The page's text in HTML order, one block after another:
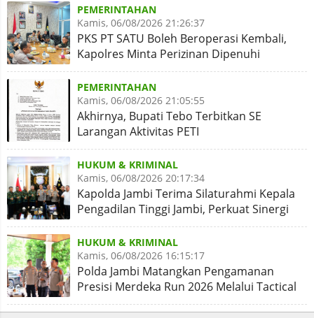
PEMERINTAHAN
Kamis, 06/08/2026 21:26:37
PKS PT SATU Boleh Beroperasi Kembali,
Kapolres Minta Perizinan Dipenuhi
PEMERINTAHAN
Kamis, 06/08/2026 21:05:55
Akhirnya, Bupati Tebo Terbitkan SE
Larangan Aktivitas PETI
HUKUM & KRIMINAL
Kamis, 06/08/2026 20:17:34
Kapolda Jambi Terima Silaturahmi Kepala
Pengadilan Tinggi Jambi, Perkuat Sinergi
Antar Lembaga
HUKUM & KRIMINAL
Kamis, 06/08/2026 16:15:17
Polda Jambi Matangkan Pengamanan
Presisi Merdeka Run 2026 Melalui Tactical
Floor Game